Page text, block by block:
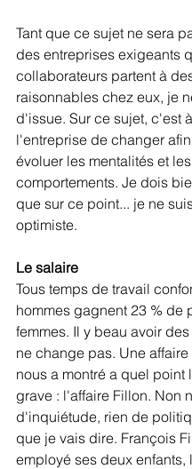
Tant que ce sujet ne sera
des entreprises exigeants
collaborateurs partent à
raisonnables chez eux, je
d'issue. Sur ce sujet, c'est à
l'entreprise de changer
évoluer les mentalités et les
comportements. Je dois
que sur ce point... je ne
optimiste.
Le salaire
Tous temps de travail
hommes gagnent 23 % de
femmes. Il y beau avoir
ne change pas. Une
nous a montré a quel point
grave : l'affaire Fillon. Non
d'inquiétude, rien de
que je vais dire. François
employé ses deux enfants,